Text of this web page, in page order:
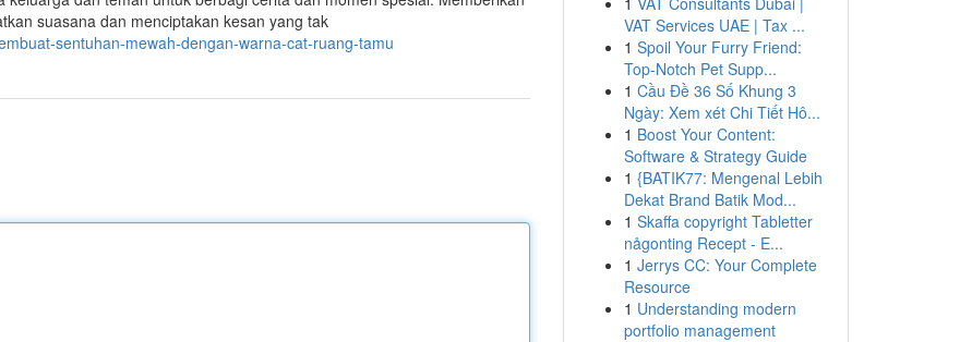
suasana dan menciptakan kesan yang tak
sentuhan-mewah-dengan-warna-cat-ruang-tamu
VAT Services UAE | Tax ...
1 Spoil Your Furry Friend:
Top-Notch Pet Supp...
1 Cầu Đề 36 Số Khung 3
Ngày: Xem xét Chi Tiết Hô...
1 Boost Your Content:
Software & Strategy Guide
1 {BATIK77: Mengenal Lebih
Dekat Brand Batik Mod...
1 Skaffa copyright Tabletter
någonting Recept - E...
1 Jerrys CC: Your Complete
Resource
1 Understanding modern
portfolio management